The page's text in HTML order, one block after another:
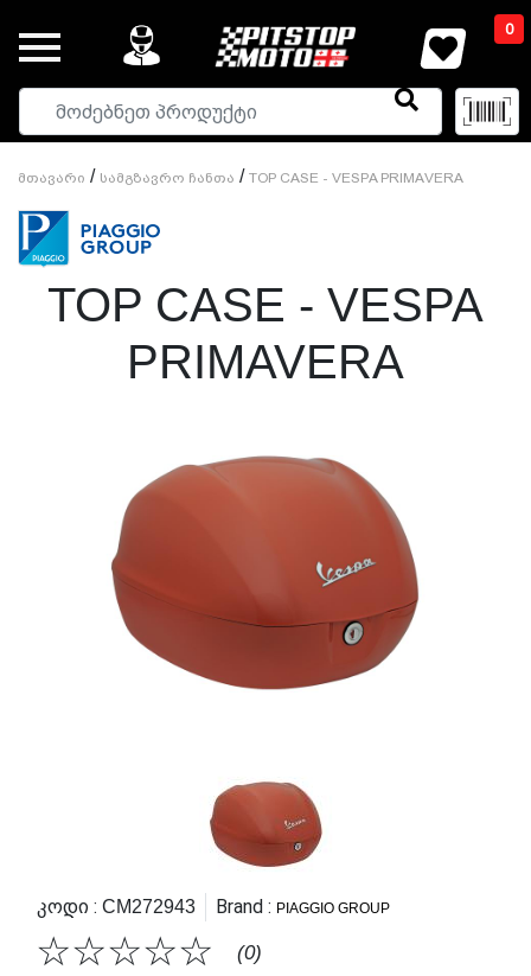
0
Მთავარი / Სამგზავრო Ჩანთა / TOP CASE - VESPA PRIMAVERA
TOP CASE - VESPA
PRIMAVERA
Კოდი : CM272943 Brand : PIAGGIO GROUP
☆
☆
☆
☆
☆ (0)